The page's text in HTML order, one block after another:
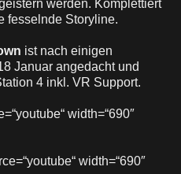
werden. Komplettiert
fesselnde Storyline.
ist nach einigen
Januar angedacht und
4 inkl. VR Support.
width=“690″
width=“690″